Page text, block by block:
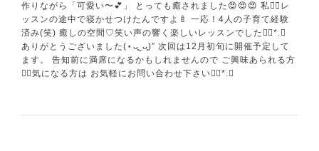
作りながら「可愛い〜💕」 とっても癒されました😍😍😍 私♡⃛レ
ッスンの途中で寝かせつけたんですよ🍼 一応！4人の子育て経験
済み(笑) 癒しの空間♡笑い声の響く楽しいレッスンでした❁⃘*.ﾟ
ありがとうございました(⋆ᴗ͈ˬᴗ͈)” 次回は12月初旬に開催予定して
ます。 告知前に満席になるかもしれませんので ご興味あられる方
♡⃛気になる方は お気軽にお問い合わせ下さい❁⃘*.ﾟ